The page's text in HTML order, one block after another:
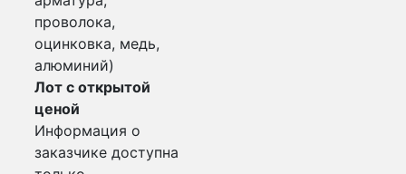
проволока,
оцинковка, медь,
алюминий)
Лот с открытой
ценой
Информация о
заказчике доступна